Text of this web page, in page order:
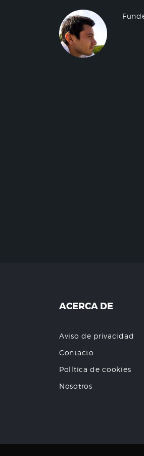
ACERCA DE
Aviso de privacidad
Contacto
Política de cookies
Nosotros